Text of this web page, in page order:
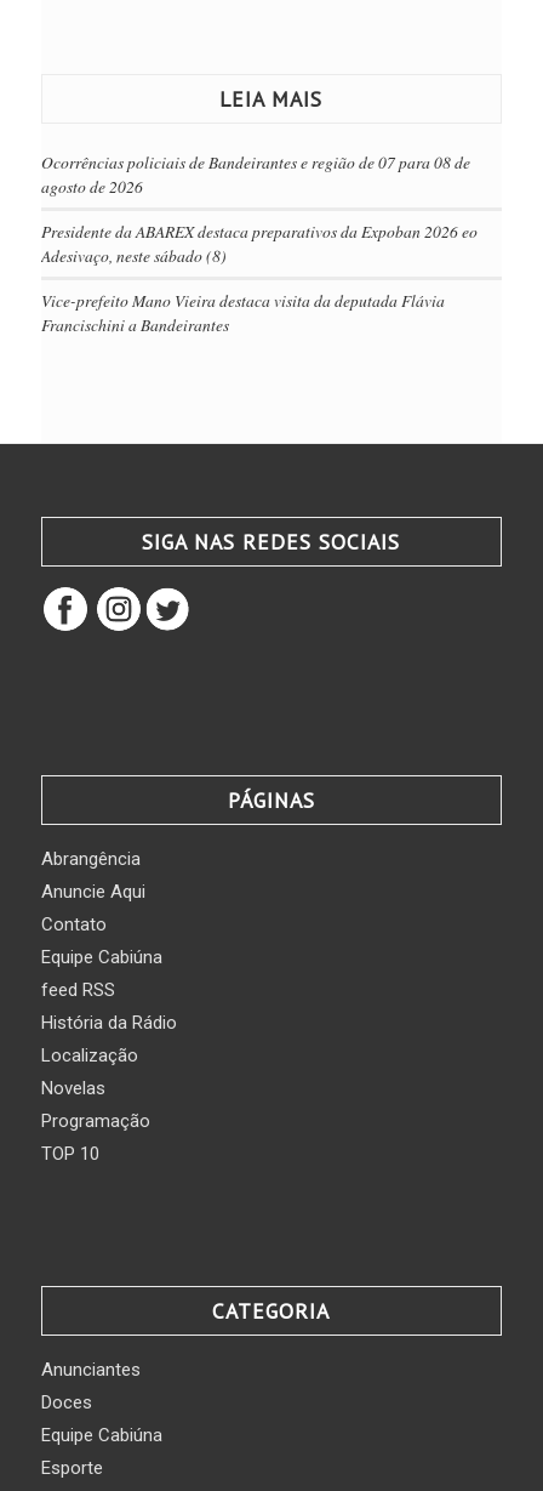
LEIA MAIS
Ocorrências policiais de Bandeirantes e região de 07 para 08 de
agosto de 2026
Presidente da ABAREX destaca preparativos da Expoban 2026 eo
Adesivaço, neste sábado (8)
Vice-prefeito Mano Vieira destaca visita da deputada Flávia
Francischini a Bandeirantes
SIGA NAS REDES SOCIAIS
PÁGINAS
Abrangência
Anuncie Aqui
Contato
Equipe Cabiúna
feed RSS
História da Rádio
Localização
Novelas
Programação
TOP 10
CATEGORIA
Anunciantes
Doces
Equipe Cabiúna
Esporte